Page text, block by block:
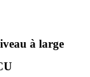
à large